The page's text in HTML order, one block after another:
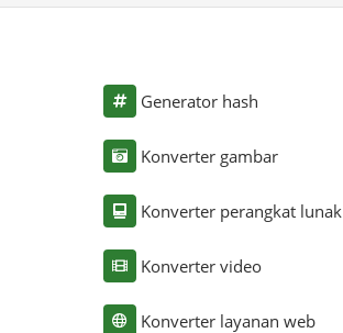
Generator hash
Konverter gambar
Konverter perangkat lunak
Konverter video
Konverter layanan web